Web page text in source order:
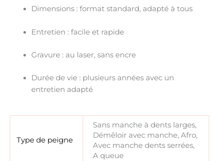
Dimensions: format standard, adapté à tous
Entretien : facile et rapide
Gravure: au laser, sans encre
Durée de vie: plusieurs années avec un
entretien adapté
Type de peigne
Sans manche à dents larges,
Démêloir avec manche, Afro,
Avec manche dents serrées,
A queue